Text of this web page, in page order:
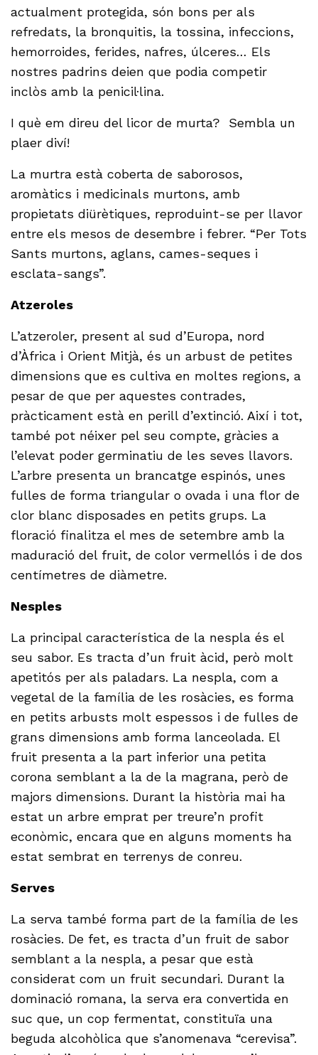
actualment protegida, són bons per als
refredats, la bronquitis, la tossina, infeccions,
hemorroides, ferides, nafres, úlceres… Els
nostres padrins deien que podia competir
inclòs amb la penicil·lina.
I què em direu del licor de murta? Sembla un
plaer diví!
La murtra està coberta de saborosos,
aromàtics i medicinals murtons, amb
propietats diürètiques, reproduint-se per llavor
entre els mesos de desembre i febrer. “Per Tots
Sants murtons, aglans, cames-seques i
esclata-sangs”.
Atzeroles
L’atzeroler, present al sud d’Europa, nord
d’Àfrica i Orient Mitjà, és un arbust de petites
dimensions que es cultiva en moltes regions, a
pesar de que per aquestes contrades,
pràcticament està en perill d’extinció. Així i tot,
també pot néixer pel seu compte, gràcies a
l’elevat poder germinatiu de les seves llavors.
L’arbre presenta un brancatge espinós, unes
fulles de forma triangular o ovada i una flor de
clor blanc disposades en petits grups. La
floració finalitza el mes de setembre amb la
maduració del fruit, de color vermellós i de dos
centímetres de diàmetre.
Nesples
La principal característica de la nespla és el
seu sabor. Es tracta d’un fruit àcid, però molt
apetitós per als paladars. La nespla, com a
vegetal de la família de les rosàcies, es forma
en petits arbusts molt espessos i de fulles de
grans dimensions amb forma lanceolada. El
fruit presenta a la part inferior una petita
corona semblant a la de la magrana, però de
majors dimensions. Durant la història mai ha
estat un arbre emprat per treure’n profit
econòmic, encara que en alguns moments ha
estat sembrat en terrenys de conreu.
Serves
La serva també forma part de la família de les
rosàcies. De fet, es tracta d’un fruit de sabor
semblant a la nespla, a pesar que està
considerat com un fruit secundari. Durant la
dominació romana, la serva era convertida en
suc que, un cop fermentat, constituïa una
beguda alcohòlica que s’anomenava “cerevisa”.